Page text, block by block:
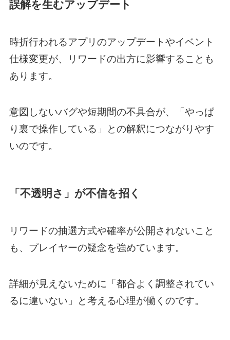
誤解を生むアップデート
時折行われるアプリのアップデートやイベント
仕様変更が、リワードの出方に影響することも
あります。
意図しないバグや短期間の不具合が、「やっぱ
り裏で操作している」との解釈につながりやす
いのです。
「不透明さ」が不信を招く
リワードの抽選方式や確率が公開されないこと
も、プレイヤーの疑念を強めています。
詳細が見えないために「都合よく調整されてい
るに違いない」と考える心理が働くのです。